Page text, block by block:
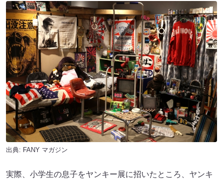
出典: FANY マガジン
実際、小学生の息子をヤンキー展に招いたところ、ヤンキ